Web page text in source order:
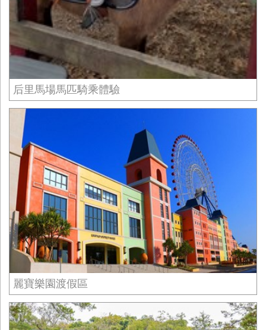
后里馬場馬匹騎乘體驗
麗寶樂園渡假區